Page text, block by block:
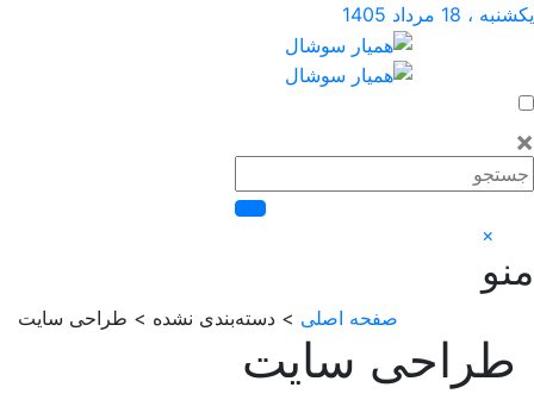
1405
صفحه اصلی> دسته‌بندی نشده > طراحی سایت
سایت